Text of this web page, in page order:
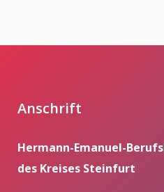
Anschrift
Hermann-Emanuel-
des Kreises Steinfurt